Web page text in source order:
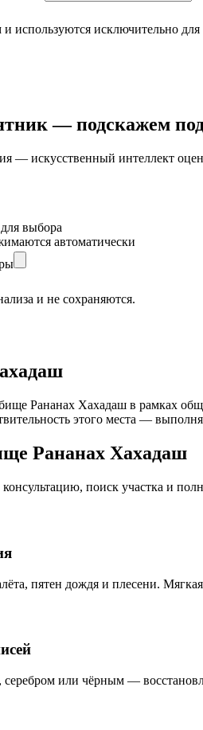
используются исключительно для
— подскажем
— искусственный интеллект
выбора
автоматически
и не сохраняются.
Рананах Хахадаш в рамках
этого места —
Рананах Хахадаш
поиск участка и
пятен дождя и плесени.
серебром или чёрным —